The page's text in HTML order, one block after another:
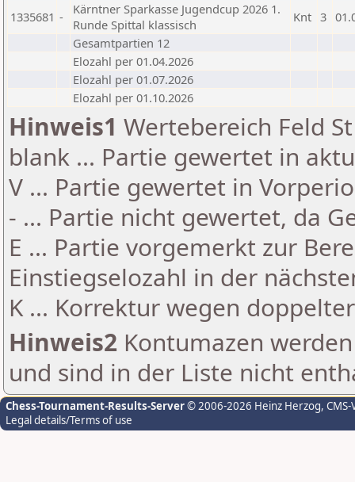
1335681 -
Kärntner Sparkasse Jugendcup 2026 1.
Runde Spittal klassisch
Knt 3
Gesamtpartien 12
Elozahl per 01.04.2026
Elozahl per 01.07.2026
Elozahl per 01.10.2026
Hinweis1 Wertebereich Feld
blank ... Partie gewertet in
V ... Partie gewertet in
- ... Partie nicht gewertet, da
E ... Partie vorgemerkt zur
Einstiegselozahl in der
K ... Korrektur wegen
Hinweis2 Kontumazen
und sind in der Liste nicht
Chess-Tournament-Results-Server© 2006-2026 Heinz Herzog,
Legal details/Terms of use